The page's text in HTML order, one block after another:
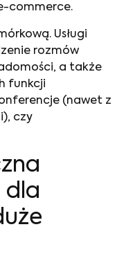
commerce.
Usługi
rozmów
a także
funkcji
(nawet z
czy
dla